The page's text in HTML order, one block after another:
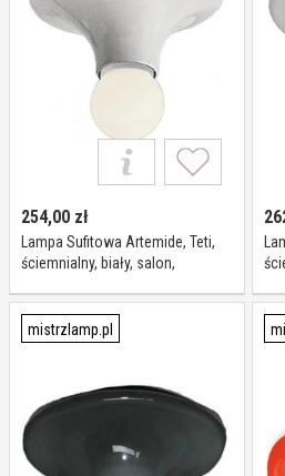
254,00 zł
Lampa Sufitowa Artemide, Teti,
ściemnialny, biały, salon,
mistrzlamp.pl